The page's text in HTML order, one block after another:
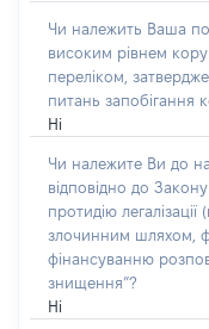
Чи належить Ваша
високим рівнем
переліком,
питань запобігання
Ні
Чи належите Ви до
відповідно до
протидію
злочинним шляхом,
фінансуванню
знищення”?
Ні